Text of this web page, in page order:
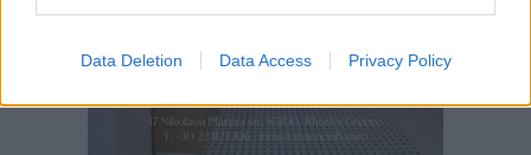
Data Deletion Data Access Privacy Policy